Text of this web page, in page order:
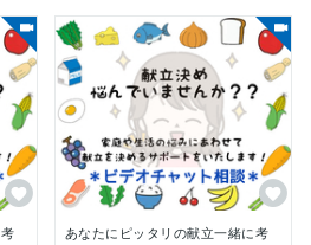
あなたにピッタリの献立一緒に考